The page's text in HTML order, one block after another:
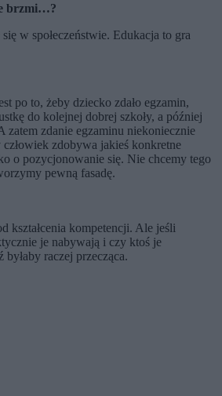
brzmi…?
w społeczeństwie. Edukacja to gra
po to, żeby dziecko zdało egzamin,
do kolejnej dobrej szkoły, a później
zatem zdanie egzaminu niekoniecznie
człowiek zdobywa jakieś konkretne
o pozycjonowanie się. Nie chcemy tego
pewną fasadę.
kształcenia kompetencji. Ale jeśli
je nabywają i czy ktoś je
raczej przecząca.